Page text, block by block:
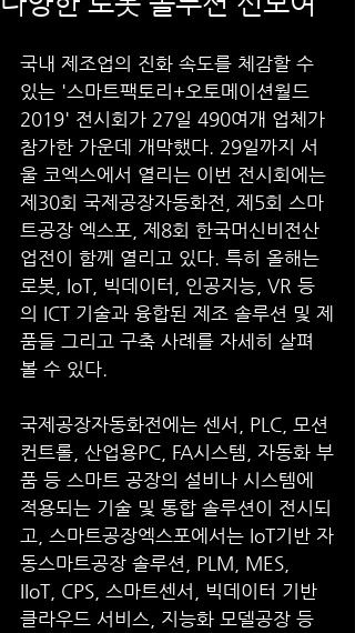
국내 제조업의 진화 속도를 체감할 수
있는 '스마트팩토리+오토메이션월드
2019' 전시회가 27일 490여개 업체가
참가한 가운데 개막했다. 29일까지 서
울 코엑스에서 열리는 이번 전시회에는
제30회 국제공장자동화전, 제5회 스마
트공장 엑스포, 제8회 한국머신비전산
업전이 함께 열리고 있다. 특히 올해는
로봇, IoT, 빅데이터, 인공지능, VR 등
의 ICT 기술과 융합된 제조 솔루션 및 제
품들 그리고 구축 사례를 자세히 살펴
볼 수 있다.
국제공장자동화전에는 센서, PLC, 모션
컨트롤, 산업용PC, FA시스템, 자동화 부
품 등 스마트 공장의 설비나 시스템에
적용되는 기술 및 통합 솔루션이 전시되
고, 스마트공장엑스포에서는 IoT기반 자
동스마트공장 솔루션, PLM, MES,
IIoT, CPS, 스마트센서, 빅데이터 기반
클라우드 서비스, 지능화 모델공장 등